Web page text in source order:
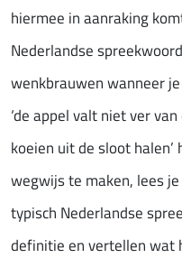
hiermee in aanraking
Nederlandse
wenkbrauwen wanneer
‘de appel valt niet ver
koeien uit de sloot
wegwijs te maken, lees
typisch Nederlandse
definitie en vertellen wat